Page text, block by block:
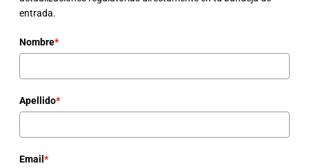
entrada.
Nombre*
Apellido*
Email *